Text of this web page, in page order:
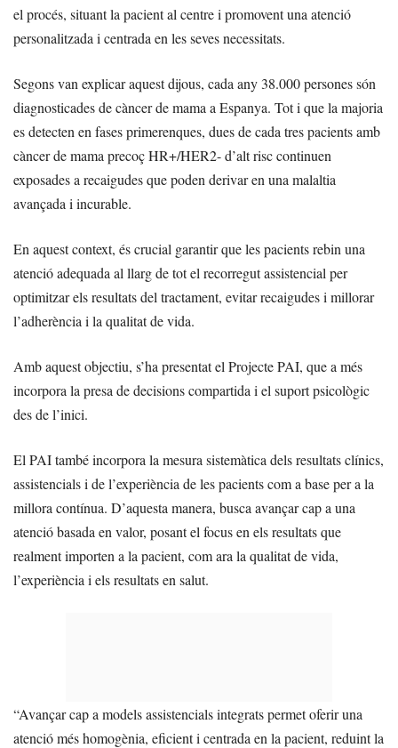
el procés, situant la pacient al centre i promovent una atenció
personalitzada i centrada en les seves necessitats.
Segons van explicar aquest dijous, cada any 38.000 persones són
diagnosticades de càncer de mama a Espanya. Tot i que la majoria
es detecten en fases primerenques, dues de cada tres pacients amb
càncer de mama precoç HR+/HER2- d’alt risc continuen
exposades a recaigudes que poden derivar en una malaltia
avançada i incurable.
En aquest context, és crucial garantir que les pacients rebin una
atenció adequada al llarg de tot el recorregut assistencial per
optimitzar els resultats del tractament, evitar recaigudes i millorar
l’adherència i la qualitat de vida.
Amb aquest objectiu, s’ha presentat el Projecte PAI, que a més
incorpora la presa de decisions compartida i el suport psicològic
des de l’inici.
El PAI també incorpora la mesura sistemàtica dels resultats clínics,
assistencials i de l’experiència de les pacients com a base per a la
millora contínua. D’aquesta manera, busca avançar cap a una
atenció basada en valor, posant el focus en els resultats que
realment importen a la pacient, com ara la qualitat de vida,
l’experiència i els resultats en salut.
“Avançar cap a models assistencials integrats permet oferir una
atenció més homogènia, eficient i centrada en la pacient, reduint la